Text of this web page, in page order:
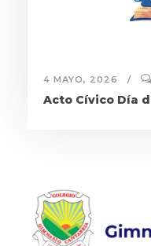
4 MAYO, 2026
Acto Cívico Día